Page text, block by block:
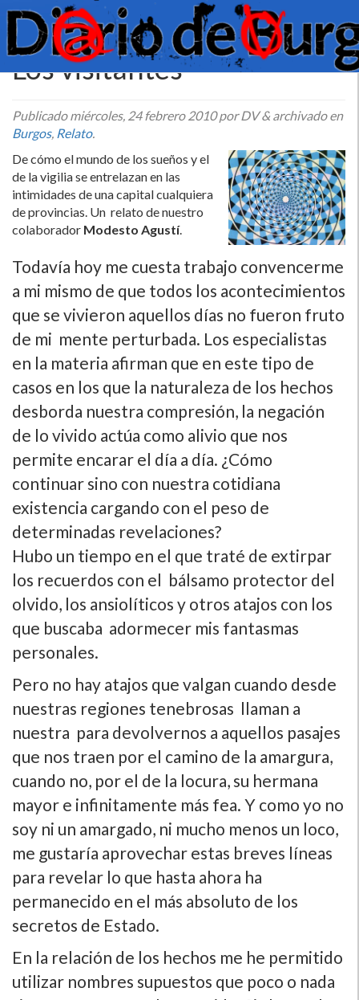
Los visitantes
Publicadomiércoles, 24 febrero 2010por DV&archivado en
Burgos, Relato.
De cómo el mundo de los sueños y el
de la vigilia se entrelazan en las
intimidades de una capital cualquiera
de provincias. Un relato de nuestro
colaborador Modesto Agustí­.
Todaví­a hoy me cuesta trabajo convencerme
a mi mismo de que todos los acontecimientos
que se vivieron aquellos dí­as no fueron fruto
de mi mente perturbada. Los especialistas
en la materia afirman que en este tipo de
casos en los que la naturaleza de los hechos
desborda nuestra compresión, la negación
de lo vivido actúa como alivio que nos
permite encarar el dí­a a dí­a. ¿Cómo
continuar sino con nuestra cotidiana
existencia cargando con el peso de
determinadas revelaciones?
Hubo un tiempo en el que traté de extirpar
los recuerdos con el bálsamo protector del
olvido, los ansiolí­ticos y otros atajos con los
que buscaba adormecer mis fantasmas
personales.
Pero no hay atajos que valgan cuando desde
nuestras regiones tenebrosas llaman a
nuestra para devolvernos a aquellos pasajes
que nos traen por el camino de la amargura,
cuando no, por el de la locura, su hermana
mayor e infinitamente más fea. Y como yo no
soy ni un amargado, ni mucho menos un loco,
me gustarí­a aprovechar estas breves lí­neas
para revelar lo que hasta ahora ha
permanecido en el más absoluto de los
secretos de Estado.
En la relación de los hechos me he permitido
utilizar nombres supuestos que poco o nada